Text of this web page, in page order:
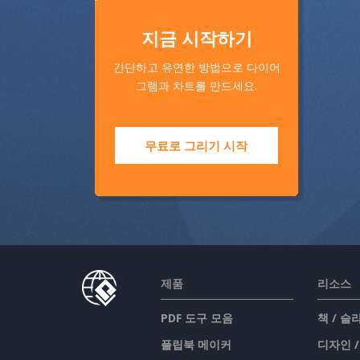
지금 시작하기
간단하고 유연한 방법으로 다이어
그램과 차트를 만드세요.
무료로 그리기 시작
제품
PDF 도구 모음
플립북 메이커
리소스
책 / 슬
디자인